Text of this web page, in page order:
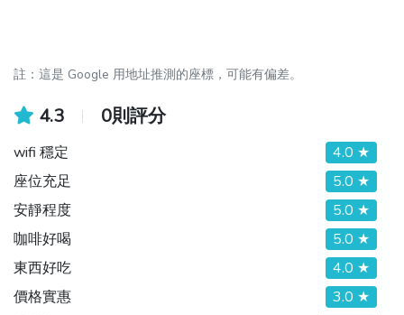
註：這是 Google 用地址推測的座標，可能有偏差。
4.3 0則評分
wifi 穩定
4.0 ★
座位充足
5.0 ★
安靜程度
5.0 ★
咖啡好喝
5.0 ★
東西好吃
4.0 ★
價格實惠
3.0 ★